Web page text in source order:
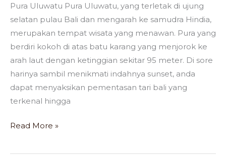
Pura Uluwatu Pura Uluwatu, yang terletak di ujung
selatan pulau Bali dan mengarah ke samudra Hindia,
merupakan tempat wisata yang menawan. Pura yang
berdiri kokoh di atas batu karang yang menjorok ke
arah laut dengan ketinggian sekitar 95 meter. Di sore
harinya sambil menikmati indahnya sunset, anda
dapat menyaksikan pementasan tari bali yang
terkenal hingga
Read More »